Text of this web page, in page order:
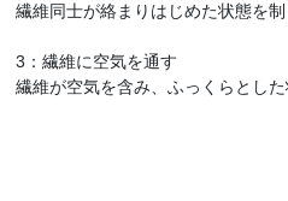
繊維同士が絡まりはじめた状態を
3：繊維に空気を通す
繊維が空気を含み、ふっくらとした